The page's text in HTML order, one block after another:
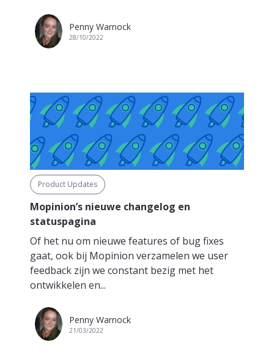
Penny Warnock
28/10/2022
Product Updates
Mopinion’s nieuwe changelog en
statuspagina
Of het nu om nieuwe features of bug fixes
gaat, ook bij Mopinion verzamelen we user
feedback zijn we constant bezig met het
ontwikkelen en...
Penny Warnock
21/03/2022